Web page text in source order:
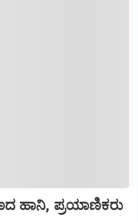
ಹಾನಿ, ಪ್ರಯಾಣಿಕರು